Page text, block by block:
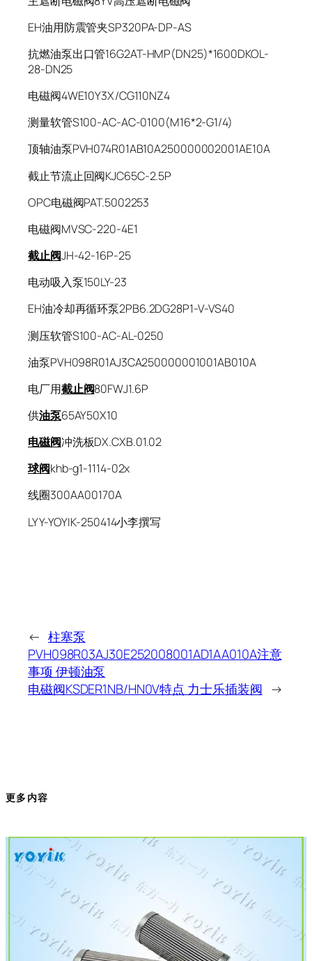
EH油用防震管夹SP320PA-DP-AS
抗燃油泵出口管16G2AT-HMP(DN25)*1600DKOL-
28-DN25
电磁阀4WE10Y3X/CG110NZ4
测量软管S100-AC-AC-0100(M16*2-G1/4)
顶轴油泵PVH074R01AB10A250000002001AE10A
截止节流止回阀KJC65C-2.5P
OPC电磁阀PAT.5002253
电磁阀MVSC-220-4E1
截止阀JH-42-16P-25
电动吸入泵150LY-23
EH油冷却再循环泵2PB6.2DG28P1-V-VS40
测压软管S100-AC-AL-0250
油泵PVH098R01AJ3CA250000001001AB010A
电厂用截止阀80FWJ1.6P
供油泵65AY50X10
电磁阀冲洗板DX.CXB.01.02
球阀khb-g1-1114-02x
线圈300AA00170A
LYY-YOYIK-250414小李撰写
← 柱塞泵
PVH098R03AJ30E252008001AD1AA010A注意
事项 伊顿油泵
电磁阀KSDER1NB/HN0V特点 力士乐插装阀 →
更多内容